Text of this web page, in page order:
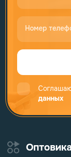
Номер
данных